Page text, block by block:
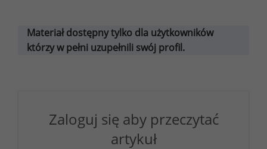
Materiał dostępny tylko dla użytkowników
którzy w pełni uzupełnili swój profil.
Zaloguj się aby przeczytać
artykuł